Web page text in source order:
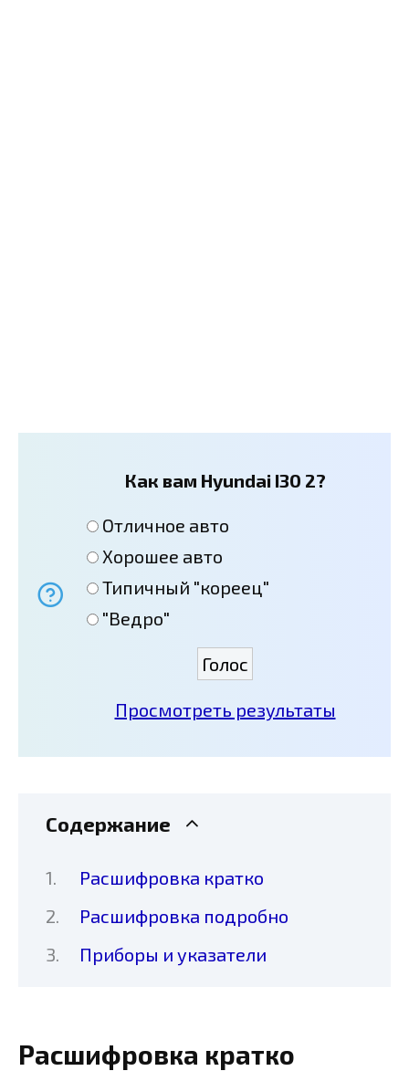
Как вам Hyundai I30 2?
Отличное авто
Хорошее авто
Типичный "кореец"
"Ведро"
Просмотреть результаты
Содержание
Расшифровка кратко
Расшифровка подробно
Приборы и указатели
Расшифровка кратко